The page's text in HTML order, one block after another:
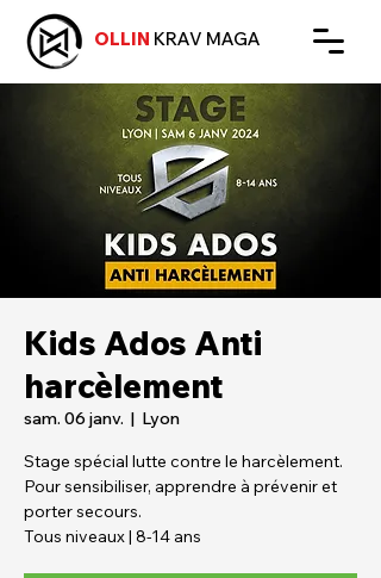
OLLIN KRAV MAGA
Kids Ados Anti
harcèlement
sam. 06 janv.
  |
Lyon
Stage spécial lutte contre le harcèlement.
Pour sensibiliser, apprendre à prévenir et
porter secours.
Tous niveaux | 8-14 ans